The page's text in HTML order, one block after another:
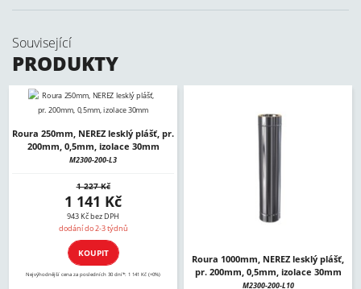
Související
PRODUKTY
Roura 250mm, NEREZ lesklý plášť, pr.
200mm, 0,5mm, izolace 30mm
M2300-200-L3
1 227 Kč
1 141 Kč
943 Kč bez DPH
dodání do 2-3 týdnů
KOUPIT
Nejvýhodnější cena za posledních 30 dní*: 1 141 Kč (+0%)
Roura 1000mm, NEREZ lesklý plášť,
pr. 200mm, 0,5mm, izolace 30mm
M2300-200-L10